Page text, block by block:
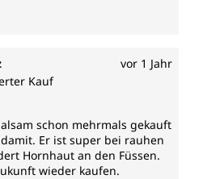
vor 1 Jahr
von 5 von 5 Sternen
Kauf
schon mehrmals gekauft
Er ist super bei rauhen
Hornhaut an den Füssen.
wieder kaufen.